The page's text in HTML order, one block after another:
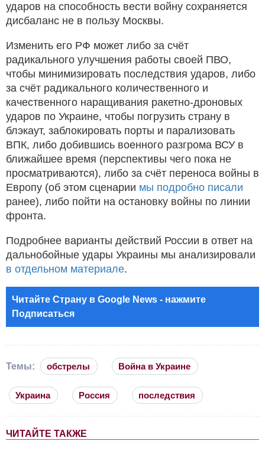
ударов на способность вести войну сохраняется
дисбаланс не в пользу Москвы.
Изменить его РФ может либо за счёт
радикального улучшения работы своей ПВО,
чтобы минимизировать последствия ударов, либо
за счёт радикального количественного и
качественного наращивания ракетно-дроновых
ударов по Украине, чтобы погрузить страну в
блэкаут, заблокировать порты и парализовать
ВПК, либо добившись военного разгрома ВСУ в
ближайшее время (перспективы чего пока не
просматриваются), либо за счёт переноса войны в
Европу (об этом сценарии мы подробно писали
ранее), либо пойти на остановку войны по линии
фронта.
Подробнее варианты действий России в ответ на
дальнобойные удары Украины мы анализировали
в отдельном материале.
Читайте Страну в Google News - нажмите
Подписаться
Темы: обстрелы Война в Украине
Украина Россия последствия
ЧИТАЙТЕ ТАКЖЕ